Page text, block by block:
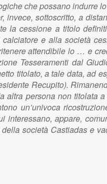
che possano indurre
invece, sottoscritto, a
la cessione a titolo
e alla società
attendibile lo … e
Tesseramenti dal
titolato, a tale data, ad
Recupito).
persona non titolata
un’univoca
interessano, appare,
società Castiadas e